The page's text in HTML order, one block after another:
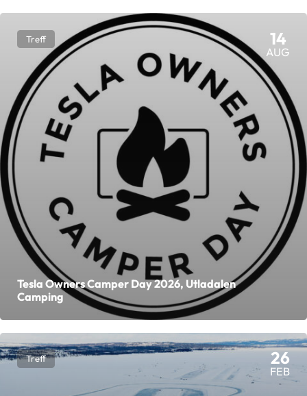
Treff 14
AUG
Tesla Owners Camper Day 2026, Utladalen
Camping
Treff 26
FEB